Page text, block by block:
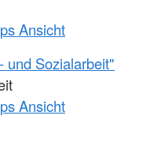
Ansicht
und Sozialarbeit"
Ansicht